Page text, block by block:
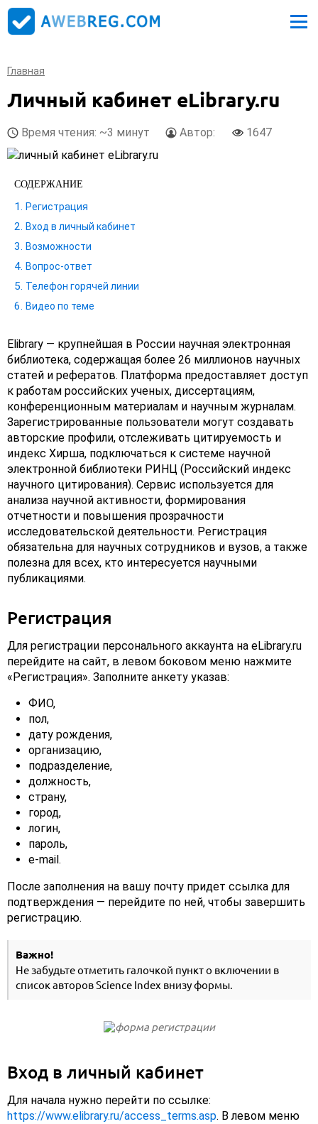
Главная
Личный кабинет eLibrary.ru
Время чтения: ~3 минут Автор: 1647
СОДЕРЖАНИЕ
Регистрация
Вход в личный кабинет
Возможности
Вопрос-ответ
Телефон горячей линии
Видео по теме
Elibrary — крупнейшая в России научная электронная
библиотека, содержащая более 26 миллионов научных
статей и рефератов. Платформа предоставляет доступ
к работам российских ученых, диссертациям,
конференционным материалам и научным журналам.
Зарегистрированные пользователи могут создавать
авторские профили, отслеживать цитируемость и
индекс Хирша, подключаться к системе научной
электронной библиотеки РИНЦ (Российский индекс
научного цитирования). Сервис используется для
анализа научной активности, формирования
отчетности и повышения прозрачности
исследовательской деятельности. Регистрация
обязательна для научных сотрудников и вузов, а также
полезна для всех, кто интересуется научными
публикациями.
Регистрация
Для регистрации персонального аккаунта на eLibrary.ru
перейдите на сайт, в левом боковом меню нажмите
«Регистрация». Заполните анкету указав:
ФИО,
пол,
дату рождения,
организацию,
подразделение,
должность,
страну,
город,
логин,
пароль,
e-mail.
После заполнения на вашу почту придет ссылка для
подтверждения — перейдите по ней, чтобы завершить
регистрацию.
Важно!
Не забудьте отметить галочкой пункт о включении в
список авторов Science Index внизу формы.
Вход в личный кабинет
Для начала нужно перейти по ссылке:
https://www.elibrary.ru/access_terms.asp. В левом меню